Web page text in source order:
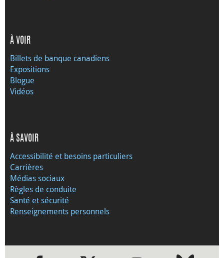
À VOIR
Billets de banque canadiens
Expositions
Blogue
Vidéos
À SAVOIR
Accessibilité et besoins particuliers
Carrières
Médias sociaux
Règles de conduite
Santé et sécurité
Renseignements personnels